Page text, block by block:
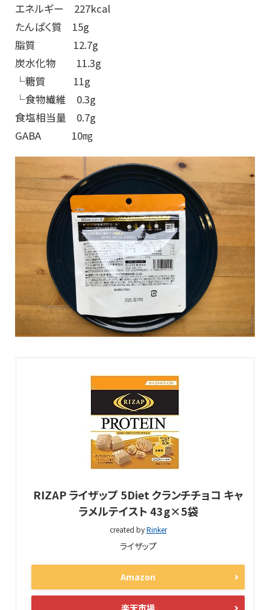
エネルギー 227kcal
たんぱく質 15g
脂質 12.7g
炭水化物 11.3g
└糖質 11g
└食物繊維 0.3g
食塩相当量 0.7g
GABA 10㎎
RIZAP ライザップ 5Diet クランチチョコ キャ
ラメルテイスト 43g×5袋
created byRinker
ライザップ
Amazon